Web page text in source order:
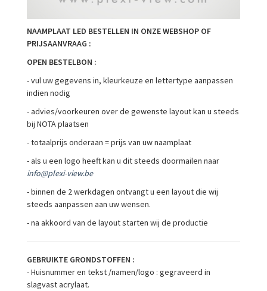
NAAMPLAAT LED BESTELLEN IN ONZE WEBSHOP OF
PRIJSAANVRAAG :
OPEN BESTELBON :
- vul uw gegevens in, kleurkeuze en lettertype aanpassen
indien nodig
- advies/voorkeuren over de gewenste layout kan u steeds
bij NOTA plaatsen
- totaalprijs onderaan = prijs van uw naamplaat
- als u een logo heeft kan u dit steeds doormailen naar
info@plexi-view.be
- binnen de 2 werkdagen ontvangt u een layout die wij
steeds aanpassen aan uw wensen.
- na akkoord van de layout starten wij de productie
GEBRUIKTE GRONDSTOFFEN :
- Huisnummer en tekst /namen/logo : gegraveerd in
slagvast acrylaat.